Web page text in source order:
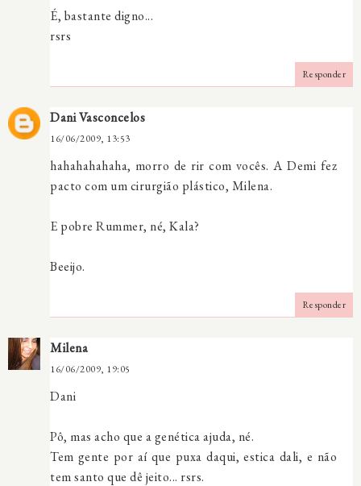
É, bastante digno...
rsrs
Responder
Dani Vasconcelos
16/06/2009, 13:53
hahahahahaha, morro de rir com vocês. A Demi fez
pacto com um cirurgião plástico, Milena.
E pobre Rummer, né, Kala?
Beeijo.
Responder
Milena
16/06/2009, 19:05
Dani
Pô, mas acho que a genética ajuda, né.
Tem gente por aí que puxa daqui, estica dali, e não
tem santo que dê jeito... rsrs.